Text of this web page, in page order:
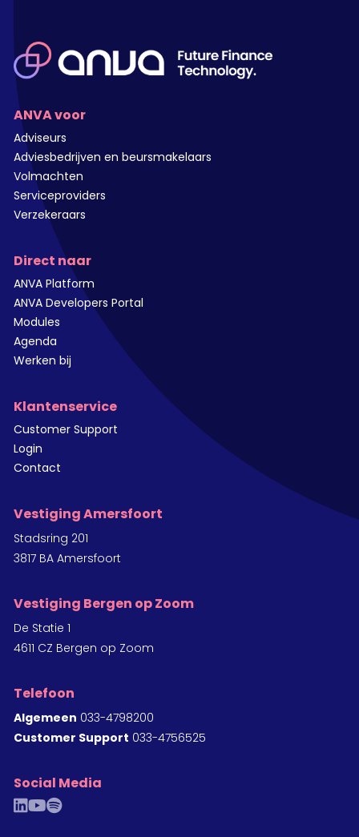
ANVA voor
Adviseurs
Adviesbedrijven en beursmakelaars
Volmachten
Serviceproviders
Verzekeraars
Direct naar
ANVA Platform
ANVA Developers Portal
Modules
Agenda
Werken bij
Klantenservice
Customer Support
Login
Contact
Vestiging Amersfoort
Stadsring 201
3817 BA Amersfoort
Vestiging Bergen op Zoom
De Statie 1
4611 CZ Bergen op Zoom
Telefoon
Algemeen 033-4798200
Customer Support 033-4756525
Social Media
linkedinyoutubespotify